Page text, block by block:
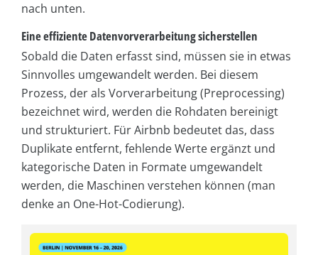
nach unten.
Eine effiziente Datenvorverarbeitung sicherstellen
Sobald die Daten erfasst sind, müssen sie in etwas
Sinnvolles umgewandelt werden. Bei diesem
Prozess, der als Vorverarbeitung (Preprocessing)
bezeichnet wird, werden die Rohdaten bereinigt
und strukturiert. Für Airbnb bedeutet das, dass
Duplikate entfernt, fehlende Werte ergänzt und
kategorische Daten in Formate umgewandelt
werden, die Maschinen verstehen können (man
denke an One-Hot-Codierung).